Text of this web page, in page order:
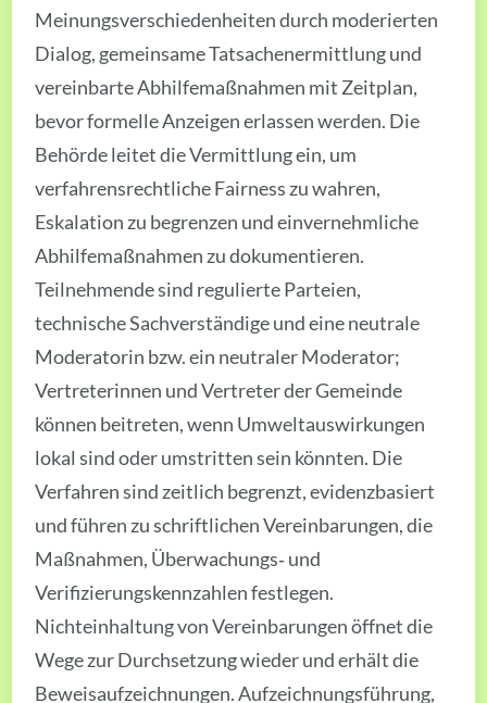
Meinungsverschiedenheiten durch moderierten
Dialog, gemeinsame Tatsachenermittlung und
vereinbarte Abhilfemaßnahmen mit Zeitplan,
bevor formelle Anzeigen erlassen werden. Die
Behörde leitet die Vermittlung ein, um
verfahrensrechtliche Fairness zu wahren,
Eskalation zu begrenzen und einvernehmliche
Abhilfemaßnahmen zu dokumentieren.
Teilnehmende sind regulierte Parteien,
technische Sachverständige und eine neutrale
Moderatorin bzw. ein neutraler Moderator;
Vertreterinnen und Vertreter der Gemeinde
können beitreten, wenn Umweltauswirkungen
lokal sind oder umstritten sein könnten. Die
Verfahren sind zeitlich begrenzt, evidenzbasiert
und führen zu schriftlichen Vereinbarungen, die
Maßnahmen, Überwachungs‑ und
Verifizierungskennzahlen festlegen.
Nichteinhaltung von Vereinbarungen öffnet die
Wege zur Durchsetzung wieder und erhält die
Beweisaufzeichnungen. Aufzeichnungsführung,